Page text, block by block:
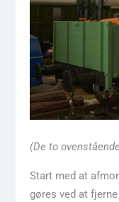
(De to
Start med at
gøres ved at